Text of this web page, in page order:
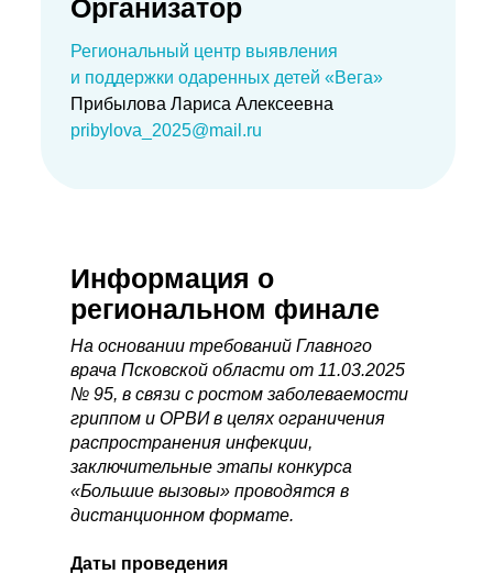
Региональный центр выявления
и поддержки одаренных детей «Вега»
Прибылова Лариса Алексеевна
pribylova_2025@mail.ru
Организатор
На основании требований Главного
врача Псковской области от 11.03.2025
№ 95, в связи с ростом заболеваемости
гриппом и ОРВИ в целях ограничения
распространения инфекции,
заключительные этапы конкурса
«Большие вызовы» проводятся в
дистанционном формате.
Даты проведения
Информация о
региональном финале